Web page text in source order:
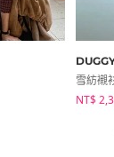
雪紡襯
NT$